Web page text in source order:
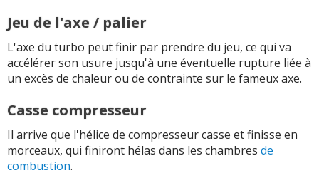
Jeu de l'axe / palier
L'axe du turbo peut finir par prendre du jeu, ce qui va
accélérer son usure jusqu'à une éventuelle rupture liée à
un excès de chaleur ou de contrainte sur le fameux axe.
Casse compresseur
Il arrive que l'hélice de compresseur casse et finisse en
morceaux, qui finiront hélas dans les chambres de
combustion.